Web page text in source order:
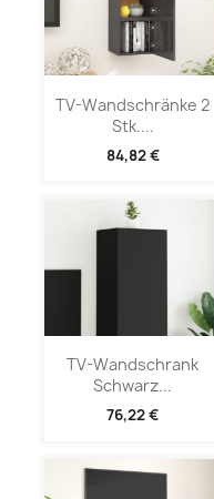
TV-Wandschränke 2
Stk....
84,82 €
TV-Wandschrank
Schwarz...
76,22 €